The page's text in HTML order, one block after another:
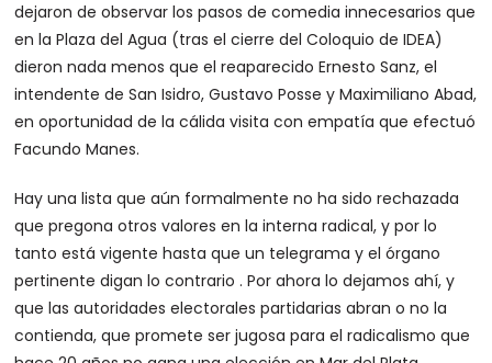
dejaron de observar los pasos de comedia innecesarios que
en la Plaza del Agua (tras el cierre del Coloquio de IDEA)
dieron nada menos que el reaparecido Ernesto Sanz, el
intendente de San Isidro, Gustavo Posse y Maximiliano Abad,
en oportunidad de la cálida visita con empatía que efectuó
Facundo Manes.
Hay una lista que aún formalmente no ha sido rechazada
que pregona otros valores en la interna radical, y por lo
tanto está vigente hasta que un telegrama y el órgano
pertinente digan lo contrario . Por ahora lo dejamos ahí, y
que las autoridades electorales partidarias abran o no la
contienda, que promete ser jugosa para el radicalismo que